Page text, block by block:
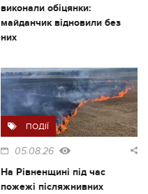
виконали обіцянки:
майданчик відновили без
них
ПОДІЇ
05.08.26
На Рівненщині під час
пожежі післяжнивних